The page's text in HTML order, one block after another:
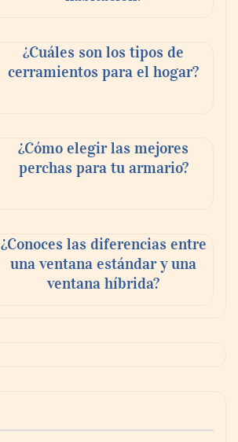
¿Cuáles son los tipos de
cerramientos para el hogar?
¿Cómo elegir las mejores
perchas para tu armario?
¿Conoces las diferencias entre
una ventana estándar y una
ventana híbrida?